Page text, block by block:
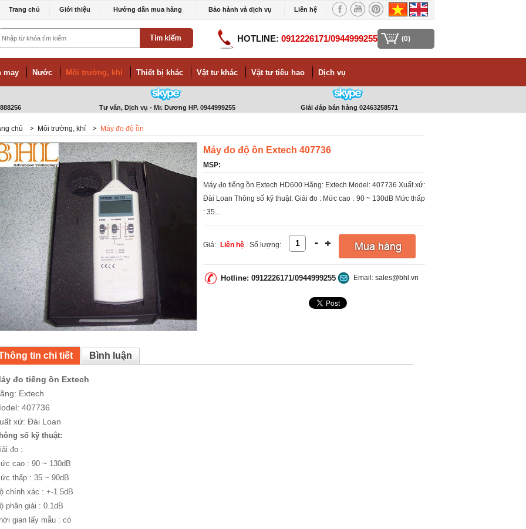
Trang chủ Giới thiệu Hướng dẫn mua hàng Bảo hành và dịch vụ Liên hệ
HOTLINE: 0912226171/0944999255 (0)
may Nước Môi trường, khí Thiết bị khác Vật tư khác Vật tư tiêu hao Dịch vụ
Tư vấn, Dịch vụ - Mr. Dương HP. 0944999255 Giải đáp bán hàng 02463258571
chủ Môi trường, khí Máy đo độ ồn
Máy đo độ ồn Extech 407736
MSP:
Máy đo tiếng ồn Extech HD600 Hãng: Extech Model: 407736 Xuất xứ:
Đài Loan Thông số kỹ thuật: Giải đo : Mức cao : 90 ~ 130dB Mức thấp
: 35...
Giá: Liên hệ Số lượng:
Hotline: 0912226171/0944999255 Email: sales@bhl.vn
tin chi tiết Bình luận
đo tiếng ồn Extech
Extech
407736
xứ: Đài Loan
số kỹ thuật:
đo :
cao : 90 ~ 130dB
thấp : 35 ~ 90dB
chính xác : +-1.5dB
phân giải : 0.1dB
gian lấy mẫu : có